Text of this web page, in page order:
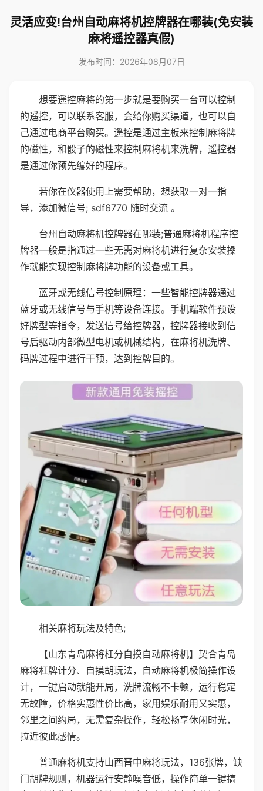
灵活应变!台州自动麻将机控牌器在哪装(免安装
麻将遥控器真假)
发布时间：2026年08月07日
想要遥控麻将的第一步就是要购买一台可以控制
的遥控，可以联系客服，会给你购买渠道，也可以自
己通过电商平台购买。遥控是通过主板来控制麻将牌
的磁性，和骰子的磁性来控制麻将机来洗牌，遥控器
是通过你预先编好的程序。
若你在仪器使用上需要帮助，想获取一对一指
导，添加微信号; sdf6770 随时交流 。
台州自动麻将机控牌器在哪装;普通麻将机程序控
牌器一般是指通过一些无需对麻将机进行复杂安装操
作就能实现控制麻将牌功能的设备或工具。
蓝牙或无线信号控制原理：一些智能控牌器通过
蓝牙或无线信号与手机等设备连接。手机端软件预设
好牌型等指令，发送信号给控牌器，控牌器接收到信
号后驱动内部微型电机或机械结构，在麻将机洗牌、
码牌过程中进行干预，达到控牌目的。
相关麻将玩法及特色;
【山东青岛麻将杠分自摸自动麻将机】契合青岛
麻将杠牌计分、自摸胡玩法，自动麻将机极简操作设
计，一键启动就能开局，洗牌流畅不卡顿，运行稳定
无故障，价格实惠性价比高，家用娱乐耐用又实惠，
邻里之间约局，无需复杂操作，轻松畅享休闲时光，
拉近彼此感情。
普通麻将机支持山西晋中麻将玩法，136张牌，缺
门胡牌规则，机器运行安静噪音低，操作简单一键搞